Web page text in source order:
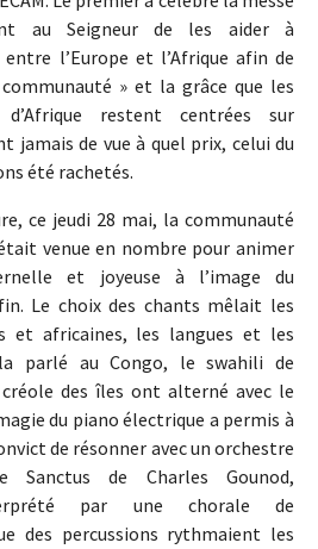
au Seigneur de les aider à
l’Europe et l’Afrique afin de
» et la grâce que les
restent centrées sur
jamais de vue à quel prix, celui du
été rachetés.
ce jeudi 28 mai, la communauté
venue en nombre pour animer
et joyeuse à l’image du
Le choix des chants mêlait les
et africaines, les langues et les
parlé au Congo, le swahili de
des îles ont alterné avec le
du piano électrique a permis à
de résonner avec un orchestre
Sanctus de Charles Gounod,
par une chorale de
des percussions rythmaient les